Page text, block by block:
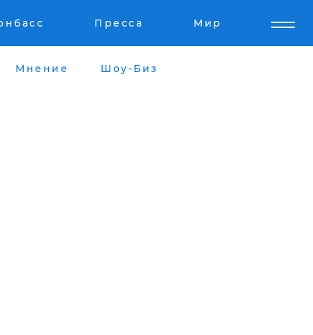
Пресса Мир
Мнение Шоу-Биз